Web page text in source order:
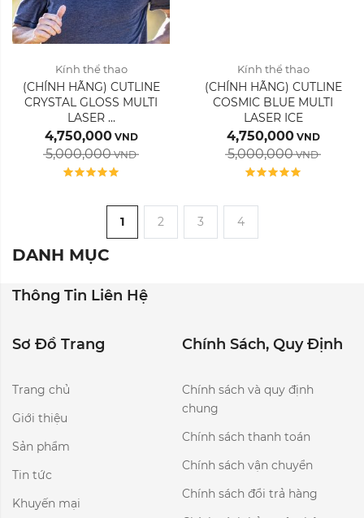
Kính thể thao
(CHÍNH HÃNG) CUTLINE
CRYSTAL GLOSS MULTI
LASER ...
4,750,000 VND
5,000,000 VND
Kính thể thao
(CHÍNH HÃNG) CUTLINE
COSMIC BLUE MULTI
LASER ICE
4,750,000 VND
5,000,000 VND
1 2 3 4
DANH MỤC
Thông Tin Liên Hệ
Sơ Đồ Trang
Trang chủ
Giới thiệu
Sản phẩm
Tin tức
Khuyến mại
Chính Sách, Quy Định
Chính sách và quy định
chung
Chính sách thanh toán
Chính sách vận chuyển
Chính sách đổi trả hàng